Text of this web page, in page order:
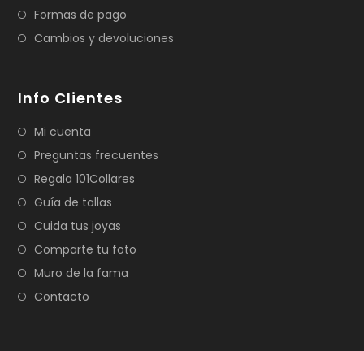
Formas de pago
Cambios y devoluciones
Info Clientes
Mi cuenta
Preguntas frecuentes
Regala 101Collares
Guía de tallas
Cuida tus joyas
Comparte tu foto
Muro de la fama
Contacto